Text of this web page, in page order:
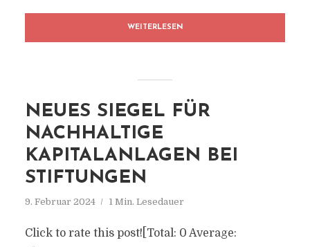
WEITERLESEN
NEUES SIEGEL FÜR
NACHHALTIGE
KAPITALANLAGEN BEI
STIFTUNGEN
9. Februar 2024 1 Min. Lesedauer
Click to rate this post![Total: 0 Average: